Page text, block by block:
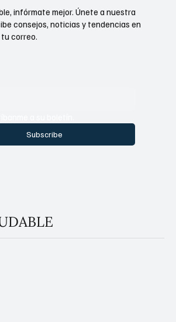
Subscribe
infórmate mejor. Únete a nuestra
consejos, noticias y tendencias en
correo.